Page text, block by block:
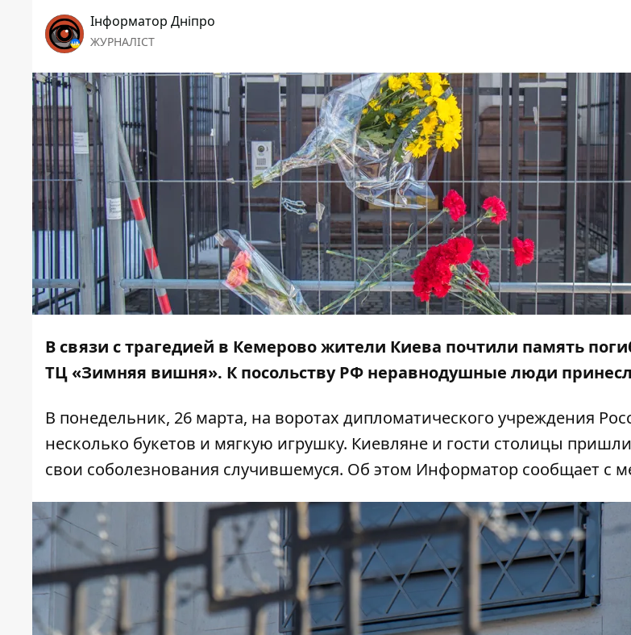
Інформатор Дніпро
ЖУРНАЛІСТ
В связи с трагедией в Кемерово жители Киева почтили память
ТЦ «Зимняя вишня». К посольству РФ неравнодушные люди
В понедельник, 26 марта, на воротах дипломатического учреждения
несколько букетов и мягкую игрушку. Киевляне и гости столицы
свои соболезнования случившемуся. Об этом Информатор сообщает с